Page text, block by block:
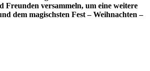
Freunden versammeln, um eine weitere
dem magischsten Fest – Weihnachten –